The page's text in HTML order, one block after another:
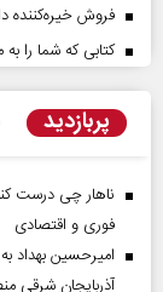
فروش خیره‌کننده داستان اسباب‌بازی ۵؛
کتابی که شما را
پربازدید
فوری و اقتصادی
امیرحسین
آذربایجان شرقی